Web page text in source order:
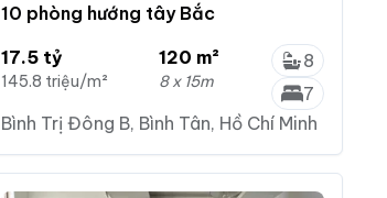
10 phòng hướng tây Bắc
17.5 tỷ
145.8 triệu/m²
120 m²
8 x 15m
8
7
Bình Trị Đông B, Bình Tân, Hồ Chí Minh